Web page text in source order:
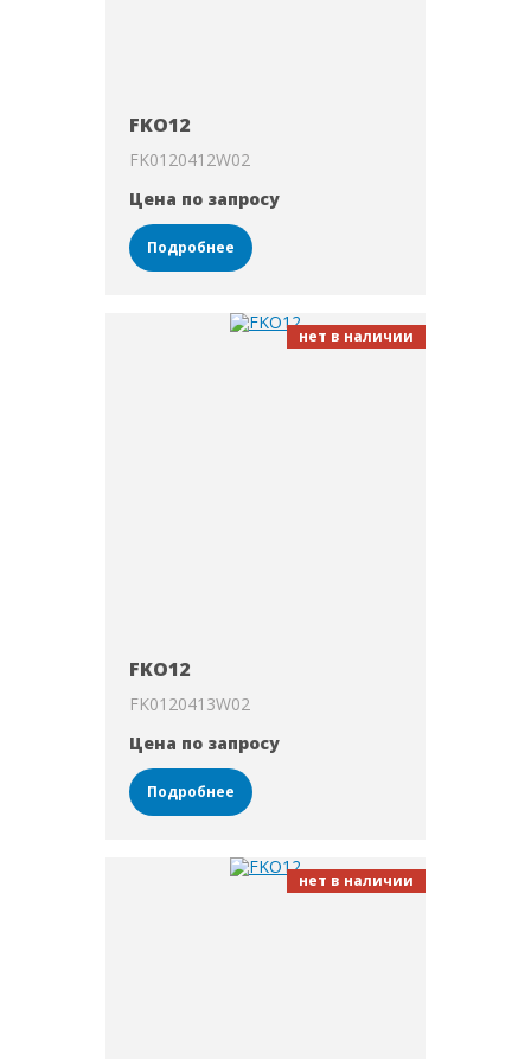
FKO12
FK0120412W02
Цена по запросу
Подробнее
нет в наличии
FKO12
FK0120413W02
Цена по запросу
Подробнее
нет в наличии